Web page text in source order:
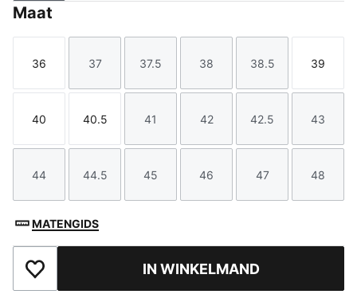
Maat
Maat
36
Maat
37
Maat
37.5
Maat
38
Maat
38.5
Maat
39
Maat
40
Maat
40.5
Maat
41
Maat
42
Maat
42.5
Maat
43
Maat
44
Maat
44.5
Maat
45
Maat
46
Maat
47
Maat
48
MATENGIDS
Toegevoegd aan favorietenIN WINKELMAND